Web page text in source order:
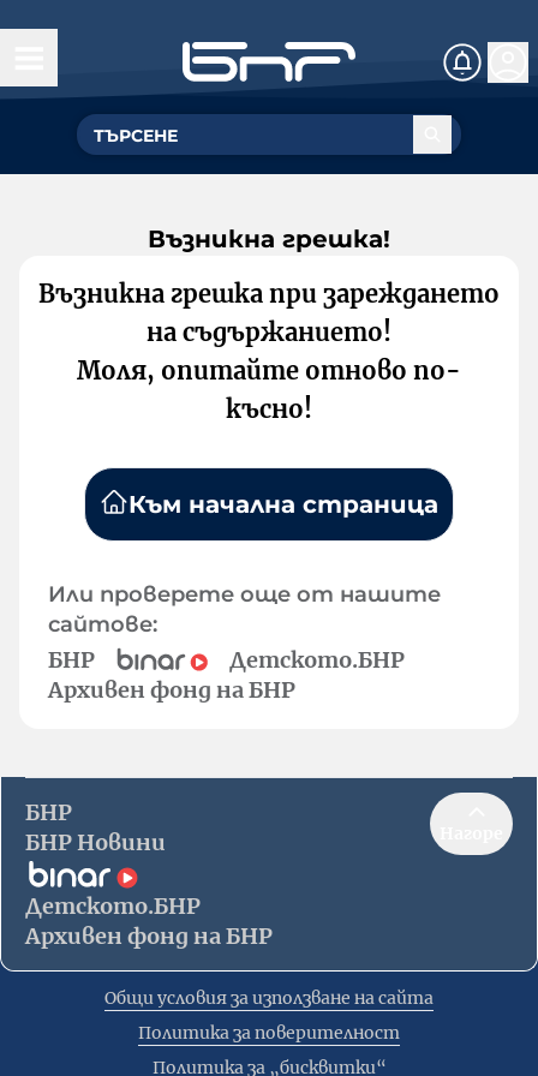
Възникна грешка!
Възникна грешка при зареждането
на съдържанието!
Моля, опитайте отново по-
късно!
Към начална страница
Или проверете още от нашите
сайтове:
БНР
Детското.БНР
Архивен фонд на БНР
БНР
БНР Новини
Детското.БНР
Архивен фонд на БНР
Общи условия за използване на сайта
Политика за поверителност
Политика за „бисквитки“